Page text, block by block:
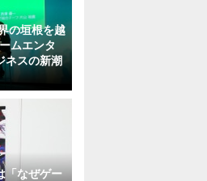
の垣根を越
ムエンタ
ネスの新潮
「なぜゲー